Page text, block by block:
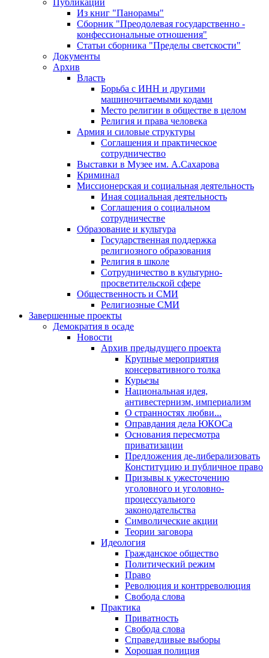
Публикации
Из книг "Панорамы"
Сборник "Преодолевая государственно -
конфессиональные отношения"
Статьи сборника "Пределы светскости"
Документы
Архив
Власть
Борьба с ИНН и другими
машиночитаемыми кодами
Место религии в обществе в целом
Религия и права человека
Армия и силовые структуры
Соглашения и практическое
сотрудничество
Выставки в Музее им. А.Сахарова
Криминал
Миссионерская и социальная деятельность
Иная социальная деятельность
Соглашения о социальном
сотрудничестве
Образование и культура
Государственная поддержка
религиозного образования
Религия в школе
Сотрудничество в культурно-
просветительской сфере
Общественность и СМИ
Религиозные СМИ
Завершенные проекты
Демократия в осаде
Новости
Архив предыдущего проекта
Крупные мероприятия
консервативного толка
Курьезы
Национальная идея,
антивестернизм, империализм
О странностях любви...
Оправдания дела ЮКОСа
Основания пересмотра
приватизации
Предложения де-либерализовать
Конституцию и публичное право
Призывы к ужесточению
уголовного и уголовно-
процессуального
законодательства
Символические акции
Теории заговора
Идеология
Гражданское общество
Политический режим
Право
Революция и контрреволюция
Свобода слова
Практика
Приватность
Свобода слова
Справедливые выборы
Хорошая полиция